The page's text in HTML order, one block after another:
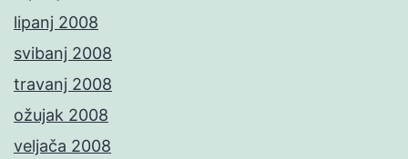
lipanj 2008
svibanj 2008
travanj 2008
ožujak 2008
veljača 2008